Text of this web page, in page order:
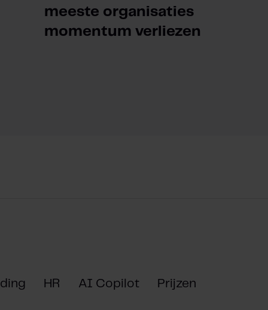
meeste organisaties
momentum verliezen
HR AI Copilot Prijzen